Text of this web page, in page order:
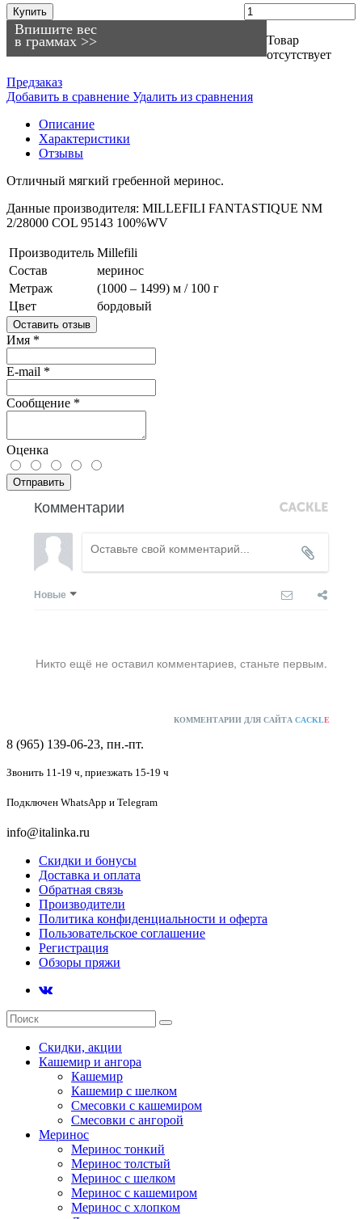
Впишите вес
в граммах >>
Купить
Товар
отсутствует
Предзаказ
Добавить в сравнение Удалить из сравнения
Описание
Характеристики
Отзывы
Отличный мягкий гребенной меринос.
Данные производителя: MILLEFILI FANTASTIQUE NM
2/28000 COL 95143 100%WV
Производитель Millefili
Состав
меринос
Метраж
(1000 – 1499) м / 100 г
Цвет
бордовый
Оставить отзыв
Имя *
E-mail *
Сообщение *
Оценка
Отправить
Комментарии
Новые
Никто ещё не оставил комментариев, станьте первым.
КОММЕНТАРИИ ДЛЯ САЙТА CACKLE
8 (965) 139-06-23, пн.-пт.
Звонить 11-19 ч, приезжать 15-19 ч
Подключен WhatsApp и Telegram
info@italinka.ru
Скидки и бонусы
Доставка и оплата
Обратная связь
Производители
Политика конфиденциальности и оферта
Пользовательское соглашение
Регистрация
Обзоры пряжи
Скидки, акции
Кашемир и ангора
Кашемир
Кашемир с шелком
Смесовки с кашемиром
Смесовки с ангорой
Меринос
Меринос тонкий
Меринос толстый
Меринос с шелком
Меринос с кашемиром
Меринос с хлопком